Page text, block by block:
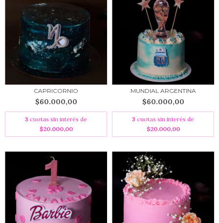
CAPRICORNIO
$60.000,00
3 cuotas sin interés de
$20.000,00
MUNDIAL ARGENTINA
$60.000,00
3 cuotas sin interés de
$20.000,00